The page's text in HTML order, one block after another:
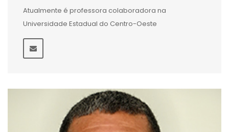
Atualmente é professora colaboradora na
Universidade Estadual do Centro-Oeste